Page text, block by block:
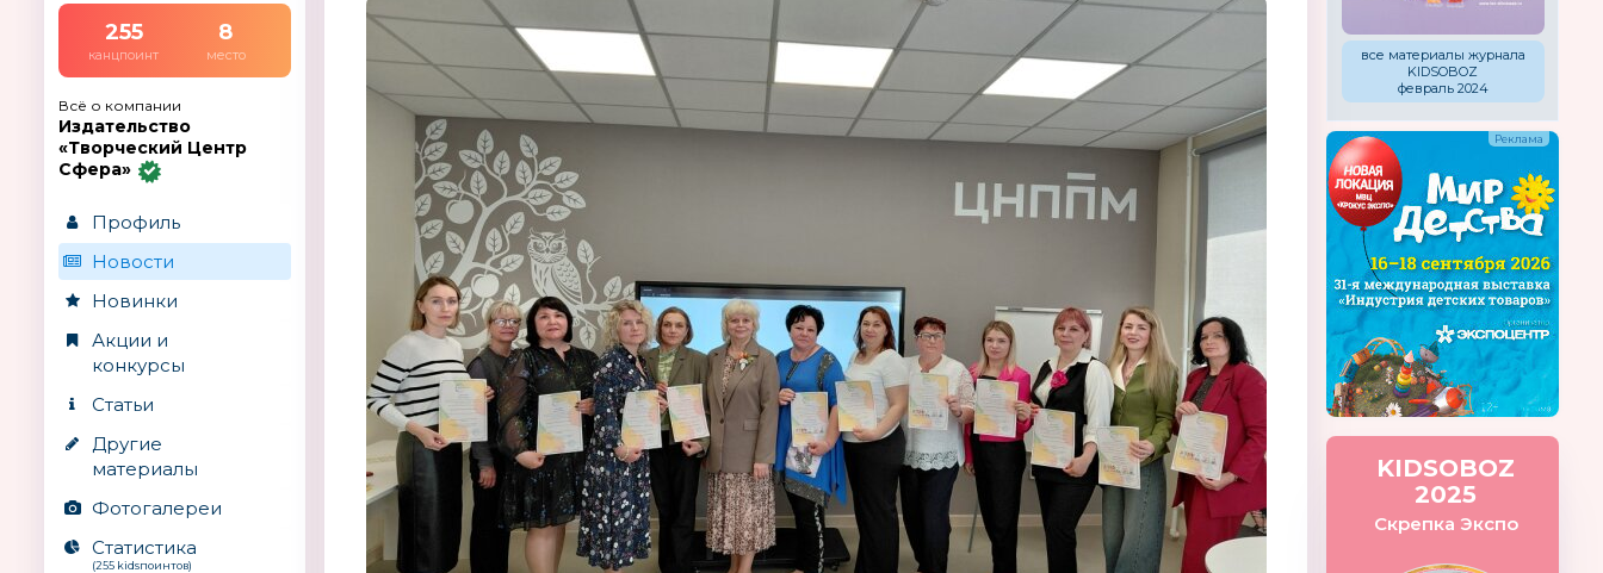
255
канцпоинт
8
место
Всё о компании
Издательство
«Творческий Центр
Сфера»
Профиль
Новости
Новинки
Акции и
конкурсы
Статьи
Другие
материалы
Фотогалереи
Статистика
(255 kidsпоинтов)
все материалы журнала
KIDSOBOZ
февраль 2024
KIDSOBOZ
2025
Скрепка Экспо